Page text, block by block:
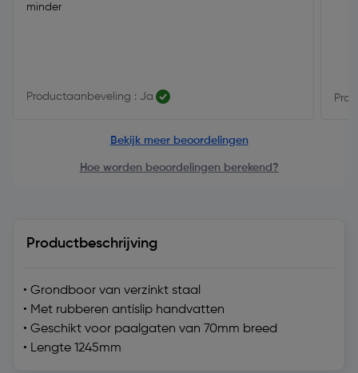
minder
Productaanbeveling : Ja
Bekijk meer beoordelingen
Hoe worden beoordelingen berekend?
Productbeschrijving
• Grondboor van verzinkt staal
• Met rubberen antislip handvatten
• Geschikt voor paalgaten van 70mm breed
• Lengte 1245mm